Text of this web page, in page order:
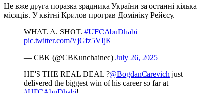
Це вже друга поразка зрадника України за останні кілька
місяців. У квітні Крилов програв Домініку Рейєсу.
WHAT. A. SHOT. #UFCAbuDhabi
pic.twitter.com/VjGfz5VIjK
— CBK (@CBKunchained) July 26, 2025
HE'S THE REAL DEAL ?@BogdanCarevich just
delivered the biggest win of his career so far at